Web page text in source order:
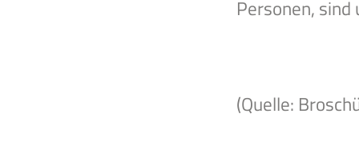
Personen,
(Quelle: